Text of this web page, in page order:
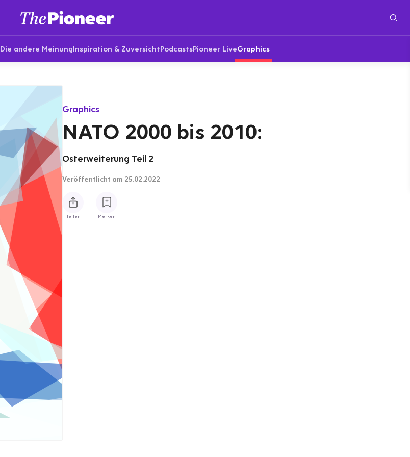
Die andere MeinungInspiration & ZuversichtPodcastsPioneer LiveGraphics
Graphics
NATO 2000 bis 2010:
Osterweiterung Teil 2
Veröffentlicht am 25.02.2022
Teilen Merken